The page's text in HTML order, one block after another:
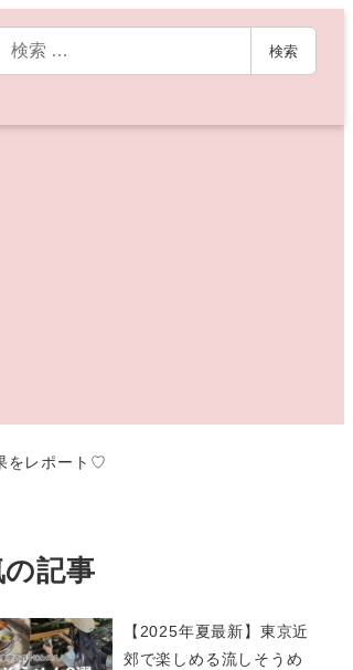
検索
をレポート♡
の記事
【2025年夏最新】東京近
郊で楽しめる流しそうめ